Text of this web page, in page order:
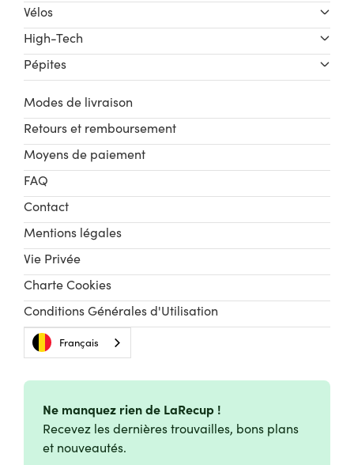
Vélos
High-Tech
Pépites
Modes de livraison
Retours et remboursement
Moyens de paiement
FAQ
Contact
Mentions légales
Vie Privée
Charte Cookies
Conditions Générales d'Utilisation
Français
Ne manquez rien de LaRecup !
Recevez les dernières trouvailles, bons plans
et nouveautés.